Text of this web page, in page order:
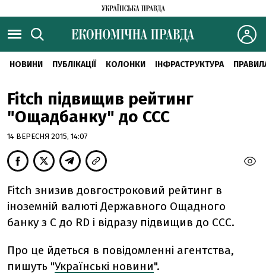
НОВИНИ ПУБЛІКАЦІЇ КОЛОНКИ ІНФРАСТРУКТУРА
Fitch підвищив рейтинг
"Ощадбанку" до ССС
14 ВЕРЕСНЯ 2015, 14:07
Fitch знизив довгостроковий рейтинг в
іноземній валюті Державного Ощадного
банку з С до RD і відразу підвищив до ССС.
Про це йдеться в повідомленні агентства,
пишуть "Українські новини".